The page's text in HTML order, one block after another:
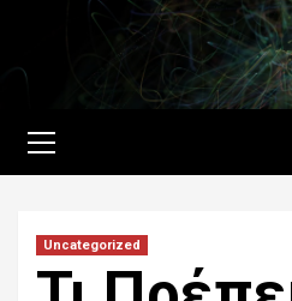
content
Menu
Uncategorized